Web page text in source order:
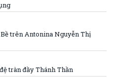
trên Antonina Nguyễn Thị
tràn đầy Thánh Thần